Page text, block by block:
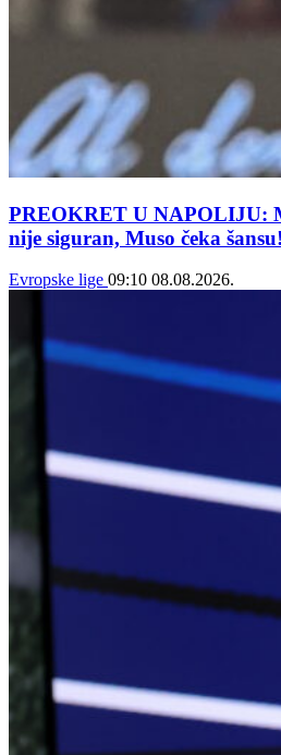
PREOKRET U NAPOLIJU:
nije siguran, Muso čeka šansu!
Evropske lige 09:10 08.08.2026.